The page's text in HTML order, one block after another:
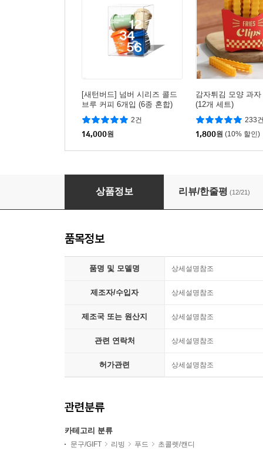
[새턴버드] 넘버 시리즈 콜드
브루 커피 6개입 (6종 혼합)
2건
14,000원
감자튀김 모양 과
(12개 세트)
233
1,800원 (10% 할인)
문학캔디 무설탕 자일리톨 캔디 독서캔디
상품정보 리뷰/한줄평 (12/21)
품목정보
품명 및 모델명 상세설명참조
제조자/수입자 상세설명참조
제조국 또는 원산지 상세설명참조
관련 연락처 상세설명참조
허가관련 상세설명참조
관련분류
카테고리 분류
문구/GIFT 리빙 푸드 초콜렛/캔디